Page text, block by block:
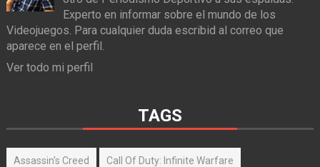
Experto en informar sobre el mundo de los
Videojuegos. Para cualquier duda escribid al correo que
aparece en el perfil.
Ver todo mi perfil
TAGS
Assassin's Creed Call Of Duty: Infinite Warfare